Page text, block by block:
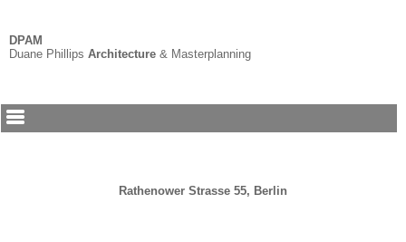
DPAM
Duane Phillips Architecture & Masterplanning
Rathenower Strasse 55, Berlin